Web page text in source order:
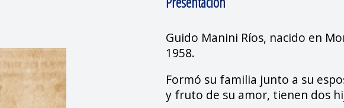
Guido Manini Ríos, nacido en
1958.
Formó su familia junto a su
y fruto de su amor, tienen dos